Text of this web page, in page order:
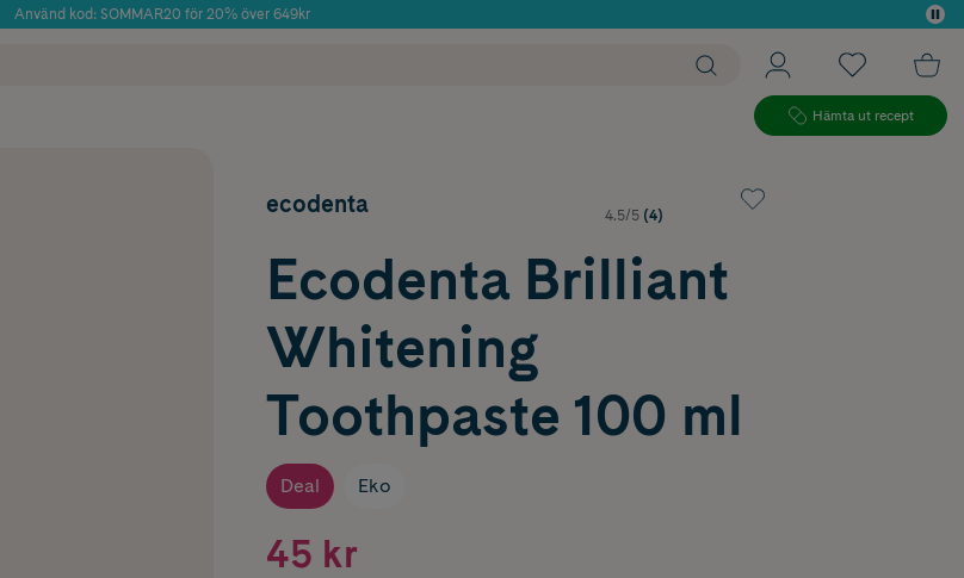
Använd kod: SOMMAR20 för 20% över 649kr
Hämta ut recept
ecodenta 4.5/5 (4)
Ecodenta Brilliant
Whitening
Toothpaste 100 ml
Deal Eko
45 kr